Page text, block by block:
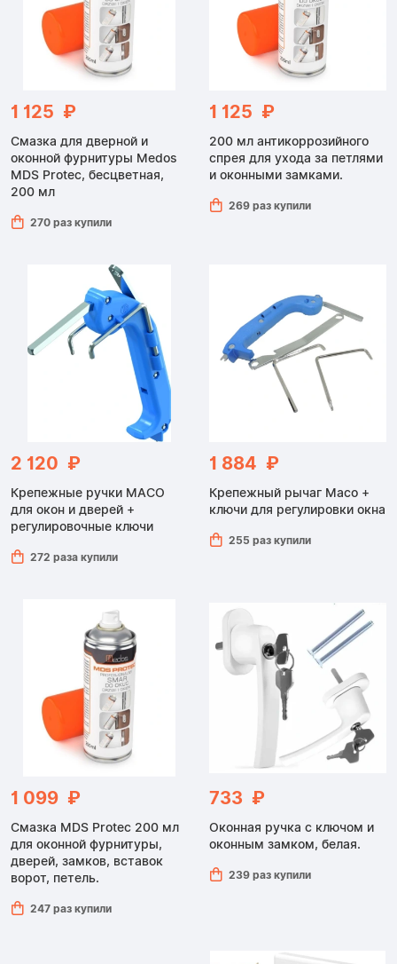
1 125 ₽
Смазка для дверной и
оконной фурнитуры Medos
MDS Protec, бесцветная,
200 мл
270 раз купили
1 125 ₽
200 мл антикоррозийного
спрея для ухода за петлями
и оконными замками.
269 раз купили
2 120 ₽
Крепежные ручки MACO
для окон и дверей +
регулировочные ключи
272 раза купили
1 884 ₽
Крепежный рычаг Maco +
ключи для регулировки окна
255 раз купили
1 099 ₽
Смазка MDS Protec 200 мл
для оконной фурнитуры,
дверей, замков, вставок
ворот, петель.
247 раз купили
733 ₽
Оконная ручка с ключом и
оконным замком, белая.
239 раз купили